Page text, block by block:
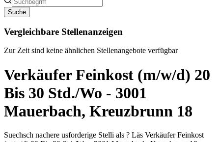
Suche
Vergleichbare Stellenanzeigen
Zur Zeit sind keine ähnlichen Stellenangebote verfügbar
Verkäufer Feinkost (m/w/d) 20
Bis 30 Std./Wo - 3001
Mauerbach, Kreuzbrunn 18
Suechsch nachere usforderige Stelli als ? Läs Verkäufer Feinkost